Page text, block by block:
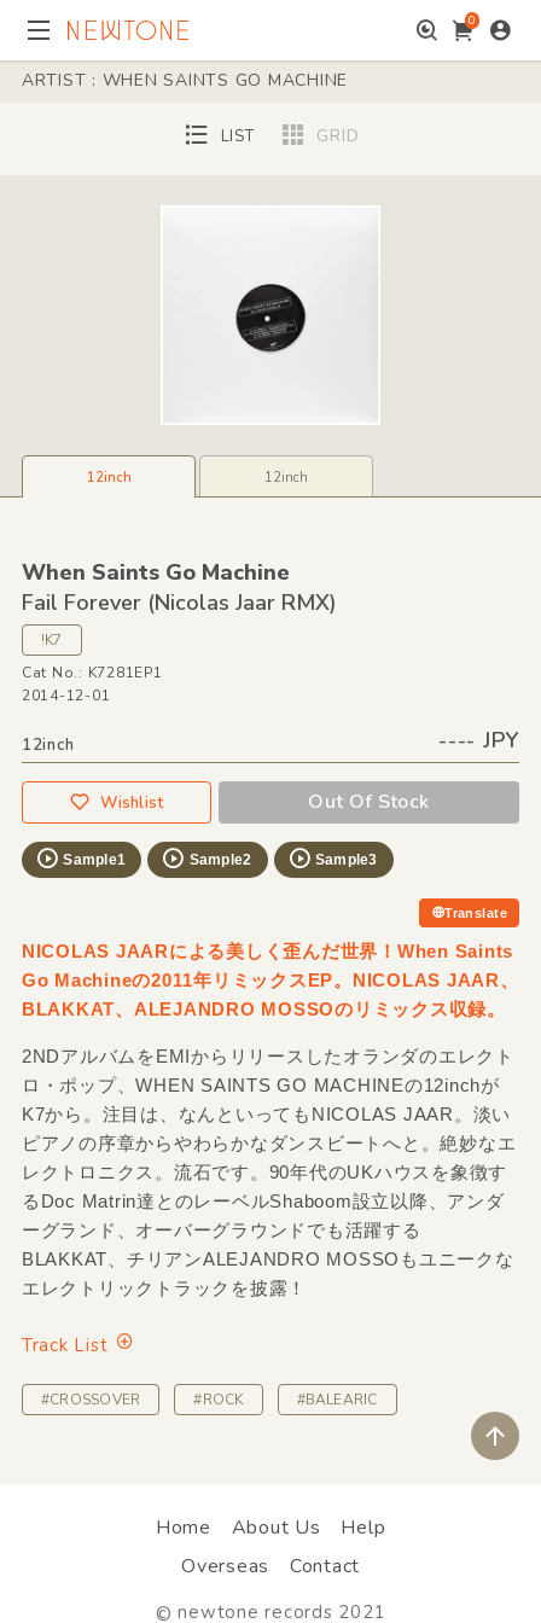
0
ARTIST : WHEN SAINTS GO MACHINE
LIST GRID
12inch 12inch
When Saints Go Machine
Fail Forever (Nicolas Jaar RMX)
!K7
Cat No.: K7281EP1
2014-12-01
12inch ---- JPY
Wishlist Out Of Stock
Sample1 Sample2 Sample3
Translate
NICOLAS JAARによる美しく歪んだ世界！When Saints
Go Machineの2011年リミックスEP。NICOLAS JAAR、
BLAKKAT、ALEJANDRO MOSSOのリミックス収録。
2NDアルバムをEMIからリリースしたオランダのエレクト
ロ・ポップ、WHEN SAINTS GO MACHINEの12inchが
K7から。注目は、なんといってもNICOLAS JAAR。淡い
ピアノの序章からやわらかなダンスビートへと。絶妙なエ
レクトロニクス。流石です。90年代のUKハウスを象徴す
るDoc Matrin達とのレーベルShaboom設立以降、アンダ
ーグランド、オーバーグラウンドでも活躍する
BLAKKAT、チリアンALEJANDRO MOSSOもユニークな
エレクトリックトラックを披露！
Track List
#CROSSOVER #ROCK #BALEARIC
Home About Us
Help
Overseas
Contact
© newtone records 2021